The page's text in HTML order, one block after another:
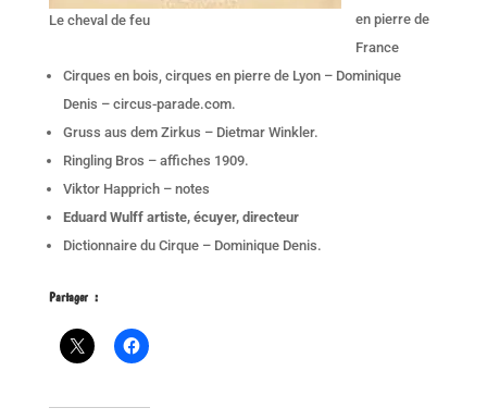
Le cheval de feu
en pierre de
France
Cirques en bois, cirques en pierre de Lyon – Dominique
Denis – circus-parade.com.
Gruss aus dem Zirkus – Dietmar Winkler.
Ringling Bros – affiches 1909.
Viktor Happrich – notes
Eduard Wulff artiste, écuyer, directeur
Dictionnaire du Cirque – Dominique Denis.
Partager :